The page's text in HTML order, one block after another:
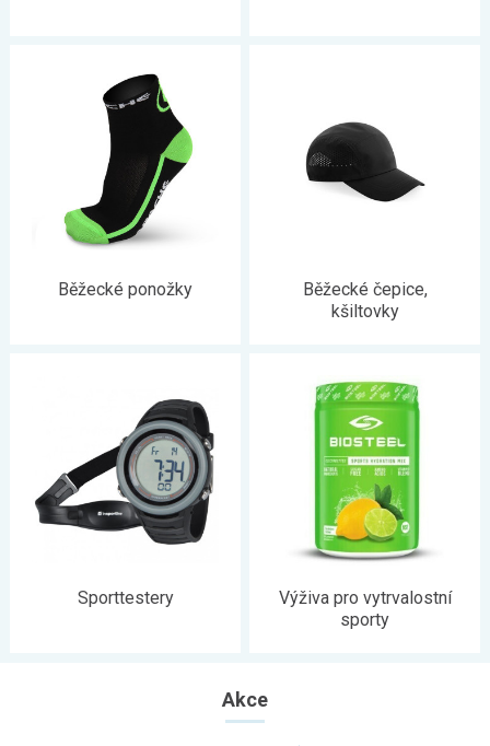
Běžecké ponožky
Běžecké čepice,
kšiltovky
Sporttestery
Výživa pro vytrvalostní
sporty
Akce